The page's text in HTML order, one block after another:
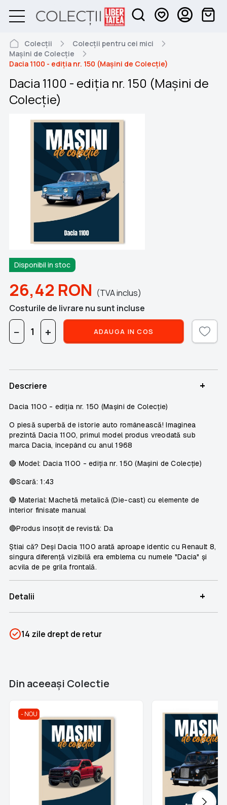
Colecții
Colecții pentru cei mici
Mașini de Colecție
Dacia 1100 - ediția nr. 150 (Mașini de Colecție)
Dacia 1100 - ediția nr. 150 (Mașini de
Colecție)
Disponibil in stoc
26,42 RON (TVA inclus)
Costurile de livrare nu sunt incluse
− + ADAUGA IN COS
Descriere +
Dacia 1100 - ediția nr. 150 (Mașini de Colecție)
O piesă superbă de istorie auto românească! Imaginea
prezintă Dacia 1100, primul model produs vreodată sub
marca Dacia, începând cu anul1968
🔴 Model: Dacia 1100 - ediția nr. 150 (Mașini de Colecție)
🔴Scară: 1:43
🔴 Material: Machetă metalică (Die-cast) cu elemente de
interior finisate manual
🔴Produs însoțit de revistă: Da
Știai că? Deși Dacia 1100 arată aproape identic cu Renault 8,
singura diferență vizibilă era emblema cu numele "Dacia" și
acvila de pe grila frontală.
Detalii +
Categorii
Mașini de Colecție
14 zile drept de retur
Din aceeaşi Colectie
NOU